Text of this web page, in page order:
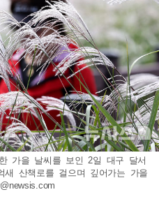
가을 날씨를 보인 2일 대구 달서
산책로를 걸으며 깊어가는 가을